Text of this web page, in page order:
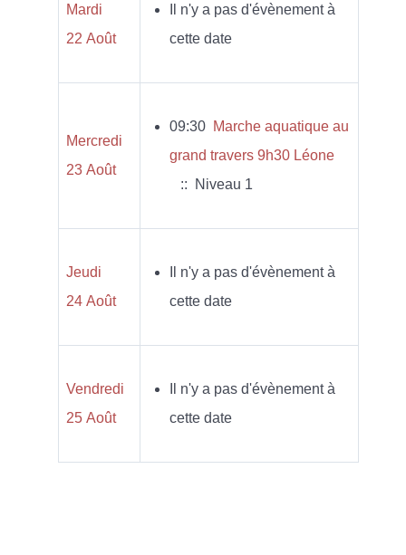
Mardi
22 Août
Il n'y a pas d'évènement à
cette date
Mercredi
23 Août
09:30 Marche aquatique au
grand travers 9h30 Léone
:: Niveau 1
Jeudi
24 Août
Il n'y a pas d'évènement à
cette date
Vendredi
25 Août
Il n'y a pas d'évènement à
cette date